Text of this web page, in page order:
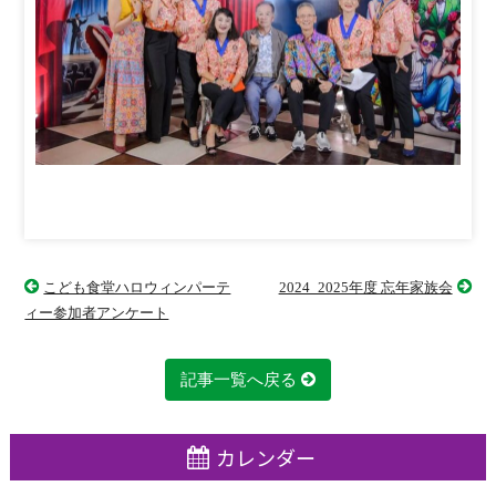
こども食堂ハロウィンパーテ
ィー参加者アンケート
2024_2025年度 忘年家族会
記事一覧へ戻る
カレンダー